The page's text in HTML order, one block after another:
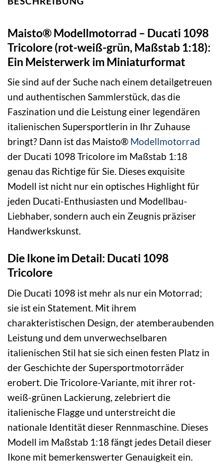
Maisto® Modellmotorrad – Ducati 1098
Tricolore (rot-weiß-grün, Maßstab 1:18):
Ein Meisterwerk im Miniaturformat
Sie sind auf der Suche nach einem detailgetreuen
und authentischen Sammlerstück, das die
Faszination und die Leistung einer legendären
italienischen Supersportlerin in Ihr Zuhause
bringt? Dann ist das Maisto® Modellmotorrad
der Ducati 1098 Tricolore im Maßstab 1:18
genau das Richtige für Sie. Dieses exquisite
Modell ist nicht nur ein optisches Highlight für
jeden Ducati-Enthusiasten und Modellbau-
Liebhaber, sondern auch ein Zeugnis präziser
Handwerkskunst.
Die Ikone im Detail: Ducati 1098
Tricolore
Die Ducati 1098 ist mehr als nur ein Motorrad;
sie ist ein Statement. Mit ihrem
charakteristischen Design, der atemberaubenden
Leistung und dem unverwechselbaren
italienischen Stil hat sie sich einen festen Platz in
der Geschichte der Supersportmotorräder
erobert. Die Tricolore-Variante, mit ihrer rot-
weiß-grünen Lackierung, zelebriert die
italienische Flagge und unterstreicht die
nationale Identität dieser Rennmaschine. Dieses
Modell im Maßstab 1:18 fängt jedes Detail dieser
Ikone mit bemerkenswerter Genauigkeit ein.